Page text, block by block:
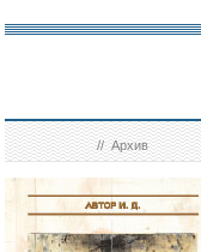
//Архив